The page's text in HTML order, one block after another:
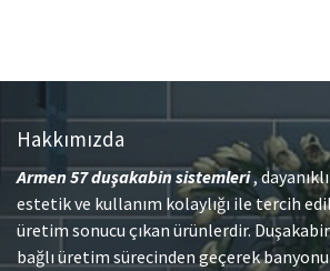
Hakkımızda
Armen 57duşakabin sistemleri,
estetik ve kullanım kolaylığı ile tercih
üretim sonucu çıkan ürünlerdir.
bağlı üretim sürecinden geçerek